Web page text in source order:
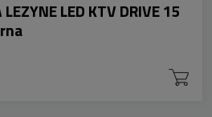
LED KTV DRIVE 15